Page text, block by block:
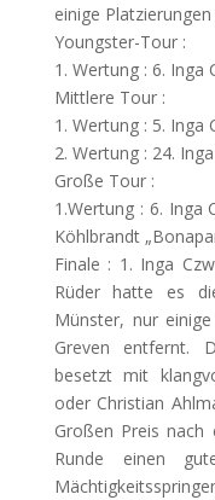
einige Platzierungen
Youngster-Tour :
1. Wertung : 6. Inga
Mittlere Tour :
1. Wertung : 5. Inga
2. Wertung : 24.
Große Tour :
1.Wertung : 6. Inga
Köhlbrandt
Finale : 1. Inga
Rüder hatte es
Münster, nur
Greven entfernt.
besetzt mit
oder Christian
Großen Preis nach
Runde einen